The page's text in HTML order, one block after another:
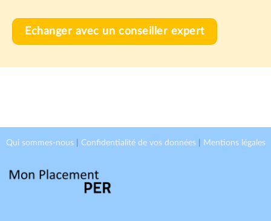
Echanger avec un conseiller expert
Qui sommes-nous| Confidentialité de vos données| Mentions légales